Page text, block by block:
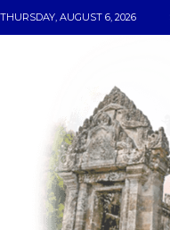
THURSDAY, AUGUST 6, 2026